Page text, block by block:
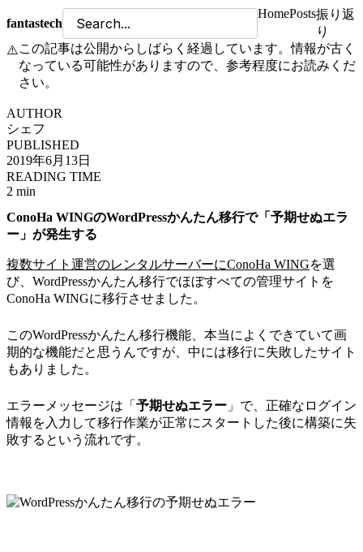
fantastech
HomePosts振り返
り
⚠️この記事は公開からしばらく経過しています。情報が古く
なっている可能性がありますので、参考程度にお読みくだ
さい。
AUTHOR
シェフ
PUBLISHED
2019年6月13日
READING TIME
2 min
ConoHa WINGのWordPressかんたん移行で「予期せぬエラ
ー」が発生する
複数サイト運営のレンタルサーバーにConoHa WINGを選
び、WordPressかんたん移行でほぼすべての管理サイトを
ConoHa WINGに移行させました。
このWordPressかんたん移行機能、本当によくできていて画
期的な機能だと思うんですが、中には移行に失敗したサイト
もありました。
エラーメッセージは「 予期せぬエラー 」で、正確なログイン
情報を入力して移行作業が正常にスタートした後に構築に失
敗するという流れです。